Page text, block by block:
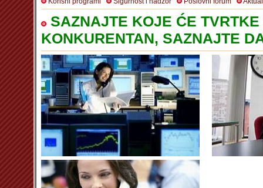
SAZNAJTE KOJE ĆE
KONKURENTAN, SAZNAJTE